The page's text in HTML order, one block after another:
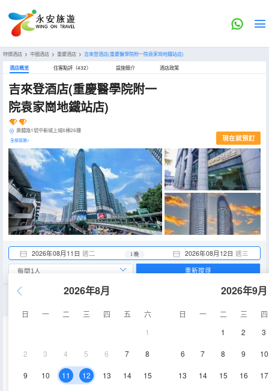
特價酒店 > 中國酒店 > 重慶酒店 > 吉來登酒店(重慶醫學院附一院袁家崗地鐵站店)
酒店概览 住客點評（432） 設施簡介 酒店政策
吉來登酒店(重慶醫學院附一
院袁家崗地鐵站店)
奧體路1號中新城上城6棟26樓
全部設施> 現在就預訂
2026年08月11日 週二 2026年08月12日 週三
1 晚
2026年8月
日 一 二 三 四 五
六
1
2 3 4 5 6 7 8
9 10 11 12 13 14 15
2026年9月
日 一 二 三
四
1
2 3
6 7 8 9 10
13 14 15 16 17
重新搜尋
22-26㎡ 空調